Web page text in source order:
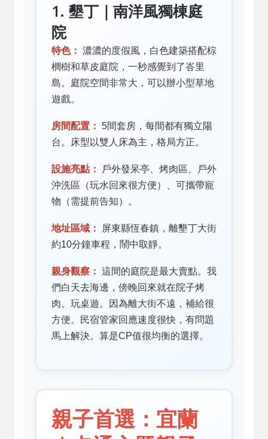
1. 墾丁｜南洋風獨棟庭
院
特色： 濃濃的度假風，白色建築搭配棕
櫚樹和草皮庭院，一秒感覺到了峇里
島。庭院空間非常大，可以辦小型草地
遊戲。
房間配置： 5間套房，每間都有獨立陽
台。床型以雙人床為主，格局方正。
設施亮點：
戶外發呆亭、烤肉區、戶外
沖洗區（玩水回來很方便）、可攜帶寵
物（需提前告知）。
地址區域：
屏東縣恆春鎮，離墾丁大街
約10分鐘車程，鬧中取靜。
親身觀察： 這間的庭院是最大賣點。我
們白天去海邊，傍晚回來就在院子烤
肉、玩桌遊。因為離大街不遠，補給很
方便。民宿管家回應速度很快，有問題
馬上解決。算是CP值很均衡的選擇。
親子首選：宜蘭